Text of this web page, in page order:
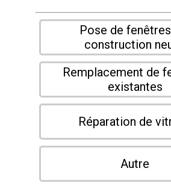
Pose de
construction
Remplacement de
existantes
Réparation de
Autre